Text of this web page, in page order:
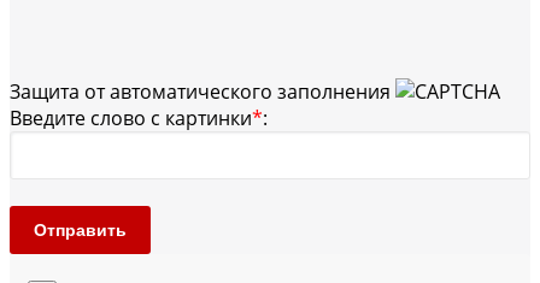
Защита от автоматического заполнения
Введите слово с картинки*:
Отправить